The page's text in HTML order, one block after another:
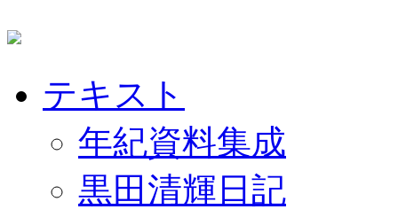
テキスト
年紀資料集成
黒田清輝日記